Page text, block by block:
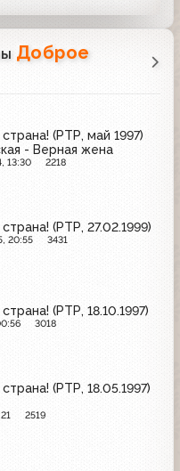
Доброе
(РТР, май 1997)
- Верная жена
13:30 2218
(РТР, 27.02.1999)
20:55 3431
(РТР, 18.10.1997)
3018
(РТР, 18.05.1997)
2519